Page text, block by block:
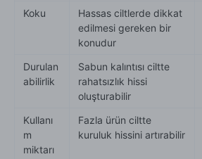
Koku
Hassas ciltlerde dikkat
edilmesi gereken bir
konudur
Durulan
abilirlik
Sabun kalıntısı ciltte
rahatsızlık hissi
oluşturabilir
Kullanı
m
miktarı
Fazla ürün ciltte
kuruluk hissini artırabilir